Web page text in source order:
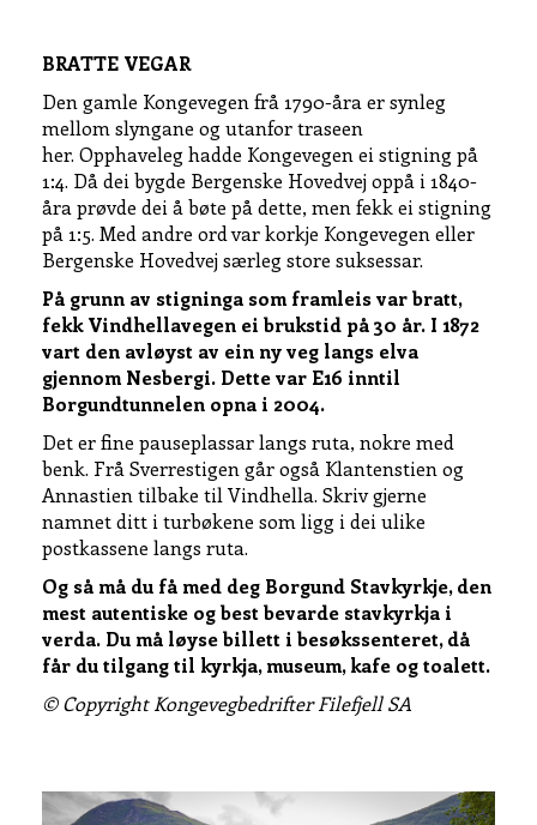
BRATTE VEGAR
Den gamle Kongevegen frå 1790-åra er synleg
mellom slyngane og utanfor traseen
her. Opphaveleg hadde Kongevegen ei stigning på
1:4. Då dei bygde Bergenske Hovedvej oppå i 1840-
åra prøvde dei å bøte på dette, men fekk ei stigning
på 1:5. Med andre ord var korkje Kongevegen eller
Bergenske Hovedvej særleg store suksessar.
På grunn av stigninga som framleis var bratt,
fekk Vindhellavegen ei brukstid på 30 år. I 1872
vart den avløyst av ein ny veg langs elva
gjennom Nesbergi. Dette var E16 inntil
Borgundtunnelen opna i 2004.
Det er fine pauseplassar langs ruta, nokre med
benk. Frå Sverrestigen går også Klantenstien og
Annastien tilbake til Vindhella. Skriv gjerne
namnet ditt i turbøkene som ligg i dei ulike
postkassene langs ruta.
Og så må du få med deg Borgund Stavkyrkje, den
mest autentiske og best bevarde stavkyrkja i
verda. Du må løyse billett i besøkssenteret, då
får du tilgang til kyrkja, museum, kafe og toalett.
© Copyright Kongevegbedrifter Filefjell SA